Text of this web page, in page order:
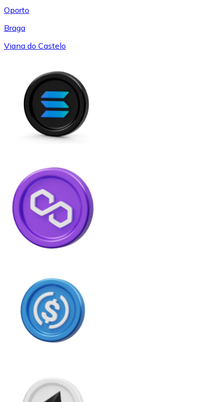
Oporto
Braga
Viana do Castelo